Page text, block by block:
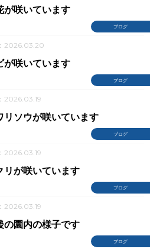
ブログ
が咲いています
2026.03.20
ブログ
が咲いています
2026.03.19
ブログ
リソウが咲いています
2026.03.19
ブログ
リが咲いています
2026.03.19
ブログ
の園内の様子です